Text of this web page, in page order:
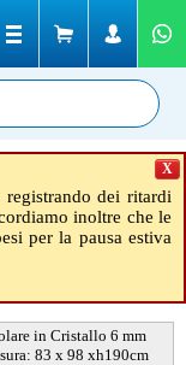
dei ritardi
inoltre che le
per la pausa estiva
X
in Cristallo 6 mm
83 x 98 xh190cm